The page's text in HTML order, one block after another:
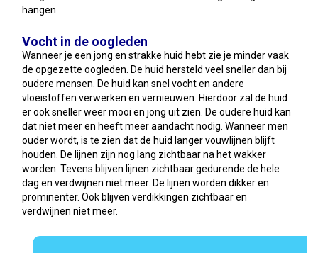
hangen.
Vocht in de oogleden
Wanneer je een jong en strakke huid hebt zie je minder vaak
de opgezette oogleden. De huid hersteld veel sneller dan bij
oudere mensen. De huid kan snel vocht en andere
vloeistoffen verwerken en vernieuwen. Hierdoor zal de huid
er ook sneller weer mooi en jong uit zien. De oudere huid kan
dat niet meer en heeft meer aandacht nodig. Wanneer men
ouder wordt, is te zien dat de huid langer vouwlijnen blijft
houden. De lijnen zijn nog lang zichtbaar na het wakker
worden. Tevens blijven lijnen zichtbaar gedurende de hele
dag en verdwijnen niet meer. De lijnen worden dikker en
prominenter. Ook blijven verdikkingen zichtbaar en
verdwijnen niet meer.